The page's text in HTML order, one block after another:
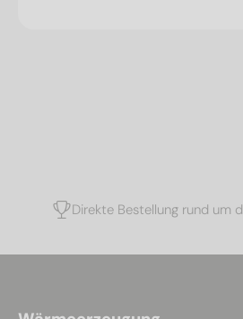
Direkte Bestellung rund um